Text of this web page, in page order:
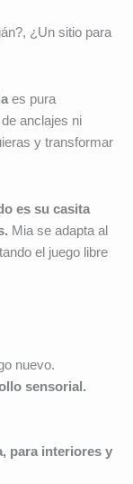
¿Un sitio para
es pura
anclajes ni
y transformar
es su casita
Mia se adapta al
el juego libre
nuevo.
sensorial.
para interiores y